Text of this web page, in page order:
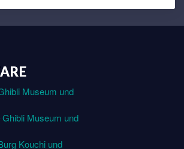
Museum und
Ghibli Museum und
Kouchi und